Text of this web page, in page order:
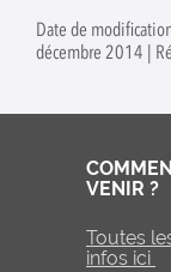
Date de
décembre 2014 |
VENIR ?
Toutes
infos ici